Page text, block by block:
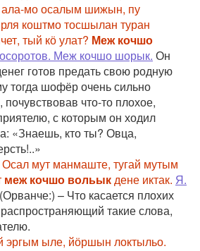
мо осалым шижын, пу
коштмо тосшылан туран
тый кӧ улат? Меж кочшо
Меж кочшо шорык. Он
готов предать свою родную
тогда шофёр очень сильно
почувствовав что-то плохое,
с которым он ходил
«Знаешь, кто ты? Овца,
мут манмаште, тугай мутым
меж кочшо вольыкдене иктак. Я.
(Орванче:) – Что касается плохих
такие слова,
эргым ыле, йӧршын локтыльо.